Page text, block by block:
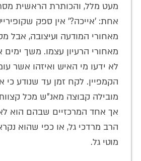
מעט מלל, והכותרת הראשית
אחת: 'אייכה?' אין ספק
מאחורי המודעה ועיצובה, אבל
מאחורי הרעיון עצמו. משך ימים
לא ידעו מי האיש ואיזהו אשר
הקמפיין. לקח זמן עד שנודע כי
מובילה קבוצה מאנ"ש מכל
אך אחד המרכזיים שבהם הוא
הרב מרדכי גל, או כפי שהוא
מוטי גל.